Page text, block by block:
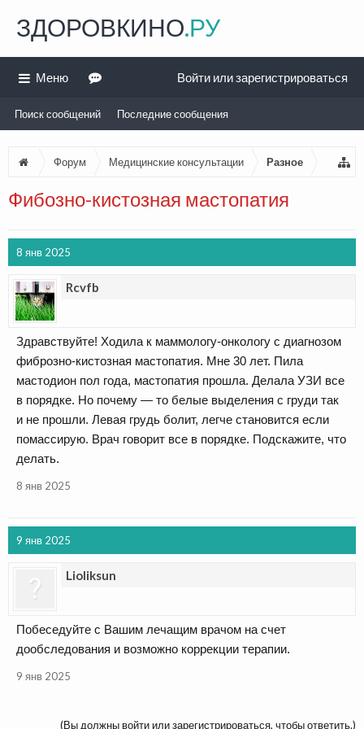
Форум Медицинские консультации Разное
Фибозно-кистозная мастопатия
8 янв 2025
Rcvfb
Здравствуйте! Ходила к маммологу-онкологу с диагнозом
фиброзно-кистозная мастопатия. Мне 30 лет. Пила
мастодион пол года, мастопатия прошла. Делала УЗИ все
в порядке. Но почему — то белые выделения с груди так
и не прошли. Левая грудь болит, легче становится если
помассирую. Врач говорит все в порядке. Подскажите, что
делать.
8 янв 2025
9 янв 2025
Lioliksun
Побеседуйте с Вашим лечащим врачом на счет
дообследования и возможно коррекции терапии.
9 янв 2025
(Вы должны войти или зарегистрироваться, чтобы ответить.)
ЗДОРОВКИНО.РУ
Меню
Поиск сообщений Последние сообщения
Войти или зарегистрироваться